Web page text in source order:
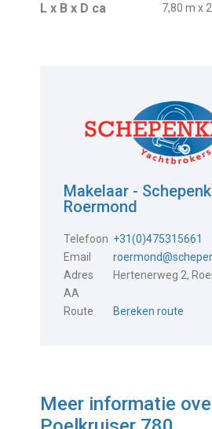
L x B x D ca 7,80 m x
Makelaar -
Roermond
Telefoon +31(0)475315661
Email
Adres
Hertenerweg 2,
AA
Route
Bereken route
Meer informatie